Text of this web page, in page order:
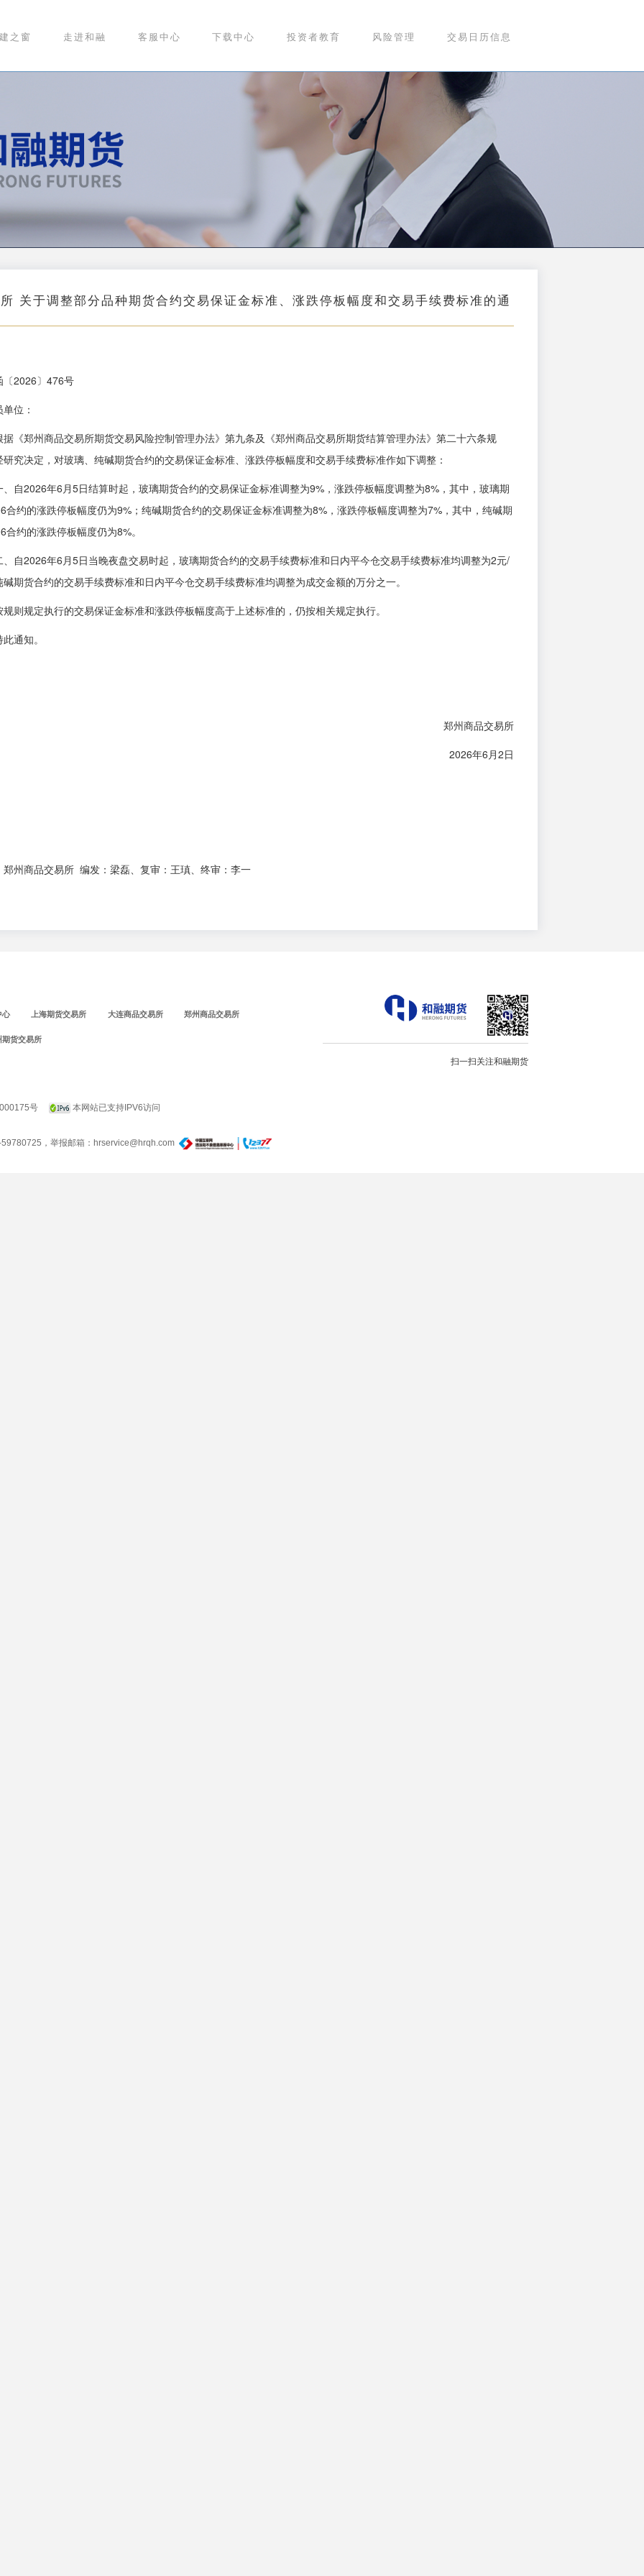
之窗 走进和融 客服中心 下载中心 投资者教育 风险管理 交易日历信息
关于调整部分品种期货合约交易保证金标准、涨跌停板幅度和交易手续费标准的通
〔2026〕476号
位：
郑州商品交易所期货交易风险控制管理办法》第九条及《郑州商品交易所期货结算管理办法》第二十六条规
研究决定，对玻璃、纯碱期货合约的交易保证金标准、涨跌停板幅度和交易手续费标准作如下调整：
2026年6月5日结算时起，玻璃期货合约的交易保证金标准调整为9%，涨跌停板幅度调整为8%，其中，玻璃期
合约的涨跌停板幅度仍为9%；纯碱期货合约的交易保证金标准调整为8%，涨跌停板幅度调整为7%，其中，纯碱期
合约的涨跌停板幅度仍为8%。
2026年6月5日当晚夜盘交易时起，玻璃期货合约的交易手续费标准和日内平今仓交易手续费标准均调整为2元/
碱期货合约的交易手续费标准和日内平今仓交易手续费标准均调整为成交金额的万分之一。
规定执行的交易保证金标准和涨跌停板幅度高于上述标准的，仍按相关规定执行。
知。
郑州商品交易所
2026年6月2日
郑州商品交易所 编发：梁磊、复审：王瑱、终审：李一
心 上海期货交易所 大连商品交易所 郑州商品交易所
期货交易所
号 本网站已支持IPV6访问
，举报邮箱：hrservice@hrqh.com
扫一扫关注和融期货